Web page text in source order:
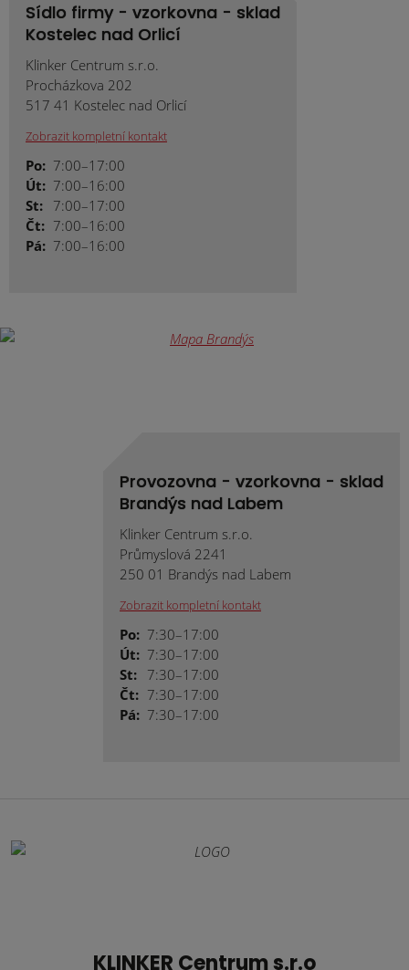
Sídlo firmy - vzorkovna - sklad
Kostelec nad Orlicí
Klinker Centrum s.r.o.
Procházkova 202
517 41 Kostelec nad Orlicí
Zobrazit kompletní kontakt
Po: 7:00–17:00
Út: 7:00–16:00
St: 7:00–17:00
Čt: 7:00–16:00
Pá: 7:00–16:00
Provozovna - vzorkovna - sklad
Brandýs nad Labem
Klinker Centrum s.r.o.
Průmyslová 2241
250 01 Brandýs nad Labem
Zobrazit kompletní kontakt
Po: 7:30–17:00
Út: 7:30–17:00
St: 7:30–17:00
Čt: 7:30–17:00
Pá: 7:30–17:00
KLINKER Centrum s.r.o